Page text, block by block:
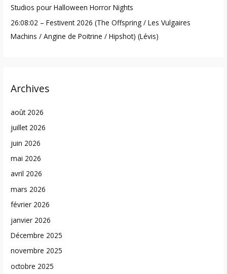
Studios pour Halloween Horror Nights
26:08:02 – Festivent 2026 (The Offspring / Les Vulgaires
Machins / Angine de Poitrine / Hipshot) (Lévis)
Archives
août 2026
juillet 2026
juin 2026
mai 2026
avril 2026
mars 2026
février 2026
janvier 2026
Décembre 2025
novembre 2025
octobre 2025